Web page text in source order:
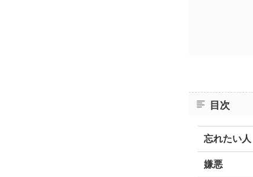
目次
忘れたい人
嫌悪